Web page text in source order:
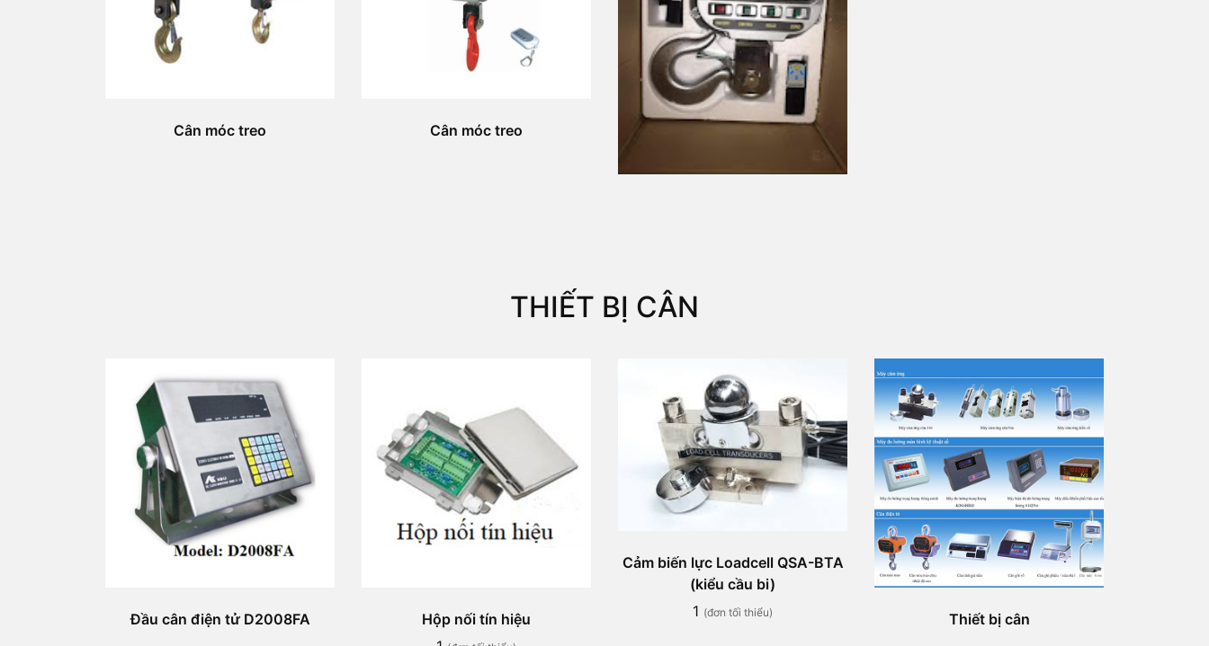
Cân móc treo Cân móc treo
THIẾT BỊ CÂN
Đầu cân điện tử D2008FA
Hộp nối tín hiệu
Cảm biến lực Loadcell QSA-BTA
(kiểu cầu bi)
1 (đơn tối thiểu) Thiết bị cân